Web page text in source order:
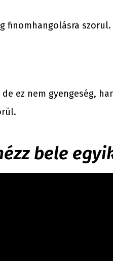
finomhangolásra
ez nem gyengeség,
bele